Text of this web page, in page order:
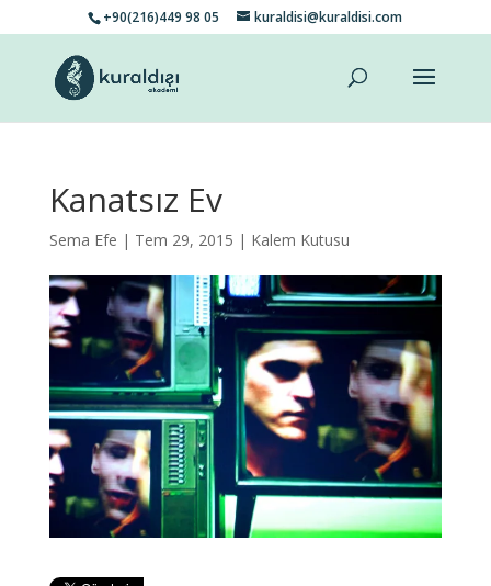
+90(216)449 98 05 kuraldisi@kuraldisi.com
Kanatsız Ev
Sema Efe | Tem 29, 2015 | Kalem Kutusu